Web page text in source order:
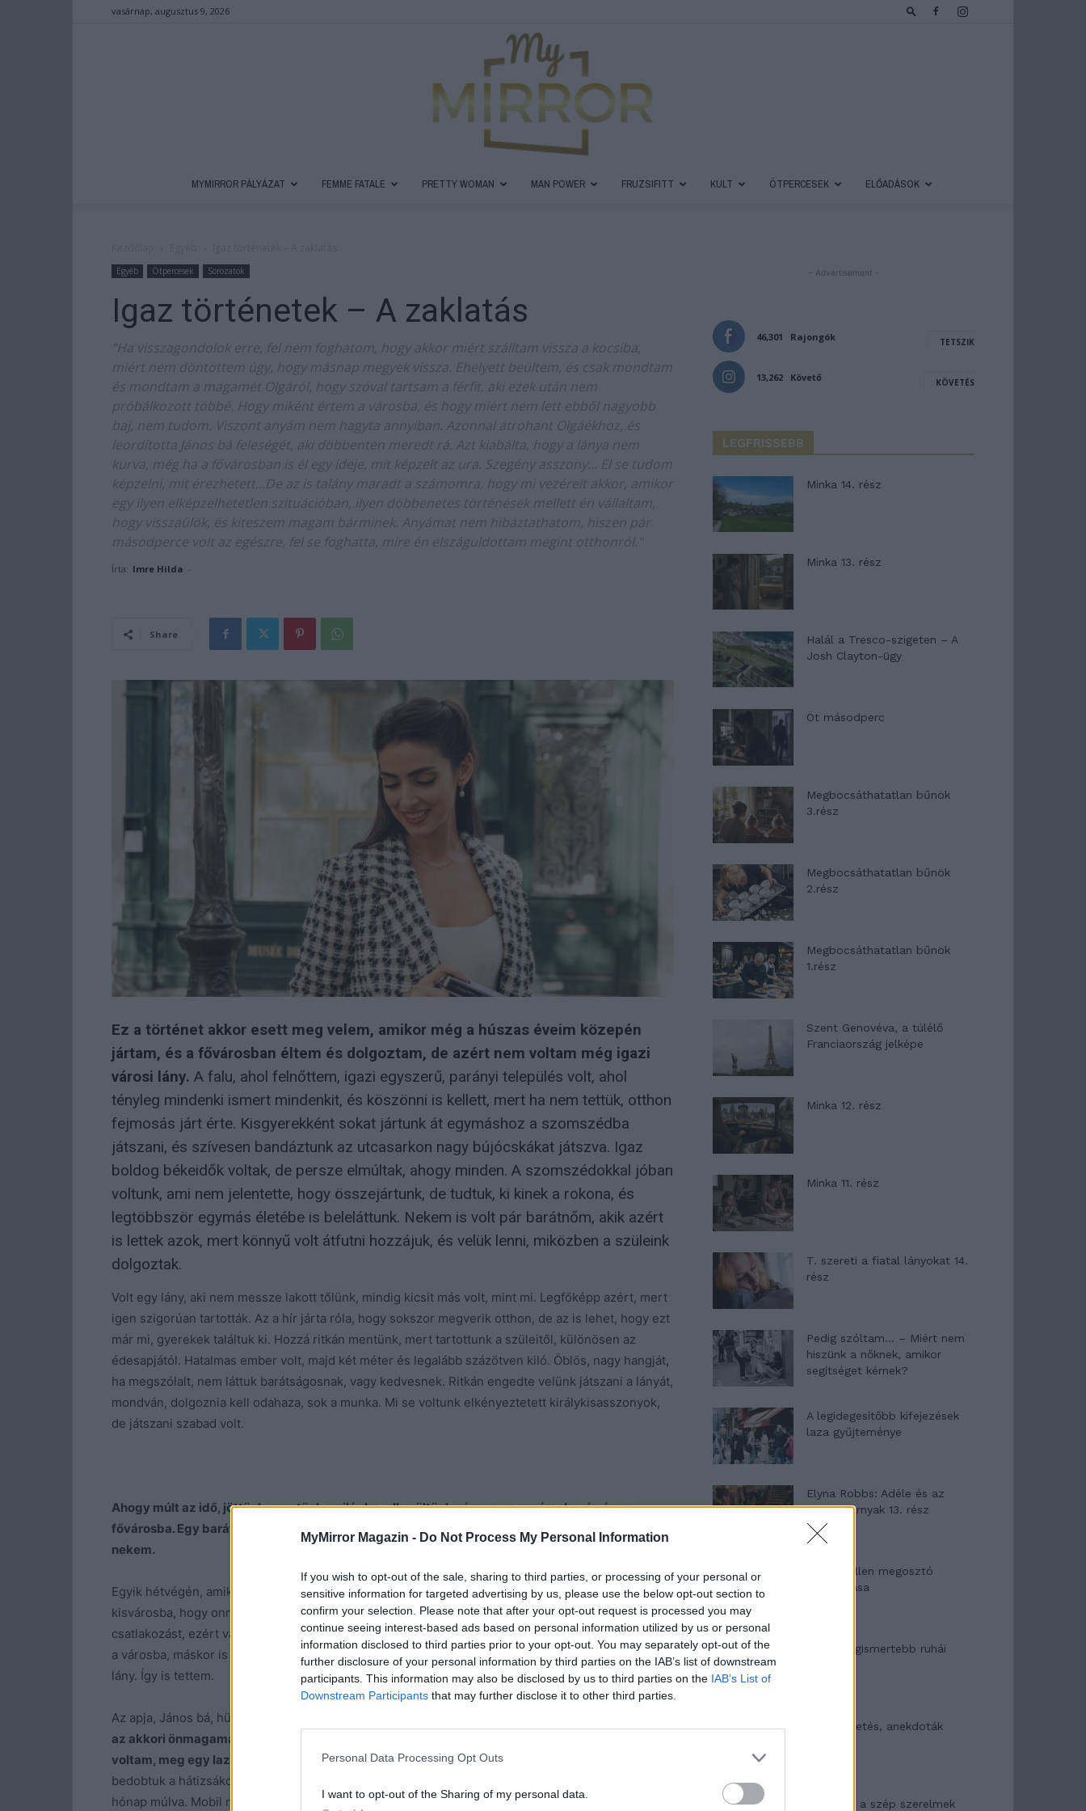
MyMirror Magazin - Do Not Process My Personal Information
If you wish to opt-out of the sale, sharing to third parties, or processing of your personal or
sensitive information for targeted advertising by us, please use the below opt-out section to
confirm your selection. Please note that after your opt-out request is processed you may
continue seeing interest-based ads based on personal information utilized by us or personal
information disclosed to third parties prior to your opt-out. You may separately opt-out of the
further disclosure of your personal information by third parties on the IAB’s list of downstream
participants. This information may also be disclosed by us to third parties on the IAB’s List of
Downstream Participants that may further disclose it to other third parties.
Personal Data Processing Opt Outs
I want to opt-out of the Sharing of my personal data.
vasárnap, augusztus 9, 2026
MYMIRROR PÁLYÁZAT FEMME FATALE PRETTY WOMAN MAN POWER FRUZSIFITT KULT ÖTPERCESEK ELŐADÁSOK
Egyéb Ötpercesek Sorozatok
Igaz történetek – A zaklatás
"Ha visszagondolok erre, fel nem foghatom, hogy akkor miért szálltam vissza a kocsiba,
miért nem döntöttem úgy, hogy másnap megyek vissza. Ehelyett beültem, és csak mondtam
és mondtam a magamét Olgáról, hogy szóval tartsam a férfit, aki ezek után nem
próbálkozott többé. Hogy miként értem a városba, és hogy miért nem lett ebből nagyobb
baj, nem tudom. Viszont anyám nem hagyta annyiban. Azonnal átrohant Olgáékhoz, és
leordította János bá feleségét, aki döbbenten meredt rá. Azt kiabálta, hogy a lánya nem
kurva, még ha a fővárosban is él egy ideje, mit képzelt az ura. Szegény asszony… El se tudom
képzelni, mit érezhetett…De az is talány maradt a számomra, hogy mi vezérelt akkor, amikor
egy ilyen elképzelhetetlen szituációban, ilyen döbbenetes történések mellett én vállaltam,
hogy visszaülök, és kiteszem magam bárminek. Anyámat nem hibáztathatom, hiszen pár
másodperce volt az egészre, fel se foghatta, mire én elszáguldottam megint otthonról."
Írta: Imre Hilda -
Share
Ez a történet akkor esett meg velem, amikor még a húszas éveim közepén
jártam, és a fővárosban éltem és dolgoztam, de azért nem voltam még igazi
városi lány. A falu, ahol felnőttem, igazi egyszerű, parányi település volt, ahol
tényleg mindenki ismert mindenkit, és köszönni is kellett, mert ha nem tettük, otthon
fejmosás járt érte. Kisgyerekként sokat jártunk át egymáshoz a szomszédba
játszani, és szívesen bandáztunk az utcasarkon nagy bújócskákat játszva. Igaz
boldog békeidők voltak, de persze elmúltak, ahogy minden. A szomszédokkal jóban
voltunk, ami nem jelentette, hogy összejártunk, de tudtuk, ki kinek a rokona, és
legtöbbször egymás életébe is beleláttunk. Nekem is volt pár barátnőm, akik azért
is lettek azok, mert könnyű volt átfutni hozzájuk, és velük lenni, miközben a szüleink
dolgoztak.
Volt egy lány, aki nem messze lakott tőlünk, mindig kicsit más volt, mint mi. Legfőképp azért, mert
igen szigorúan tartották. Az a hír járta róla, hogy sokszor megverik otthon, de az is lehet, hogy ezt
már mi, gyerekek találtuk ki. Hozzá ritkán mentünk, mert tartottunk a szüleitől, különösen az
édesapjától. Hatalmas ember volt, majd két méter és legalább százötven kiló. Öblös, nagy hangját,
ha megszólalt, nem láttuk barátságosnak, vagy kedvesnek. Ritkán engedte velünk játszani a lányát,
mondván, dolgoznia kell odahaza, sok a munka. Mi se voltunk elkényeztetett királykisasszonyok,
de játszani szabad volt.
Ahogy múlt az idő, jöttünk-mentünk a világba, elkerültünk páran a nagyvárosba, én épp a
fővárosba. Egy barátnőmmel laktam albérletben, aki pszichológiát tanult, ami nagyon imponált
nekem.
Egyik hétvégén, amikor hazalátogattam, kiderült, hogy a busz, ami másnap visszavitt volna a közeli
kisvárosba, hogy onnan mehessek tovább, nem indult. Tudtam, hogy nem késhetem le a
csatlakozást, ezért valaki azt javasolta, szaladják át Olgáékhoz, és kérjem meg az apját, vigyen be
a városba, máskor is szokott ilyesmit csinálni. A benzint meg álljuk. Ő volt a vasszigorral tartott
lány. Így is tettem.
Az apja, János bá, hümmögött, majd beleegyezett.
az akkori önmagamat, amint őszi nap lévén egy térdig érő nadrágban és mintás harisnyában
voltam, meg egy laza bőrdzsekiben, ami akkor menő viseletnek számított.
bedobtuk a hátizsákom, és már indultunk is. Anyám kikísért, és megbeszéltük, hogy jövök egy
hónap múlva. Mobil nem volt, vezetékes igen, de azon se beszéltünk gyakran.
- Advertisement -
46,301 Rajongók TETSZIK
13,262 Követő KÖVETÉS
LEGFRISSEBB
Minka 14. rész
Minka 13. rész
Halál a Tresco-szigeten – A
Josh Clayton-ügy
Öt másodperc
Megbocsáthatatlan bűnök
3.rész
Megbocsáthatatlan bűnök
2.rész
Megbocsáthatatlan bűnök
1.rész
Szent Genovéva, a túlélő
Franciaország jelképe
Minka 12. rész
Minka 11. rész
T. szereti a fiatal lányokat 14.
rész
Pedig szóltam… – Miért nem
hiszünk a nőknek, amikor
segítséget kérnek?
A legidegesítőbb kifejezések
laza gyűjteménye
Elyna Robbs: Adéle és az
örökölt árnyak 13. rész
Woody Allen megosztó
zsenialitása
A világ legismertebb ruhái
Nyár, nevetés, anekdoták
Panna és a szép szerelmek